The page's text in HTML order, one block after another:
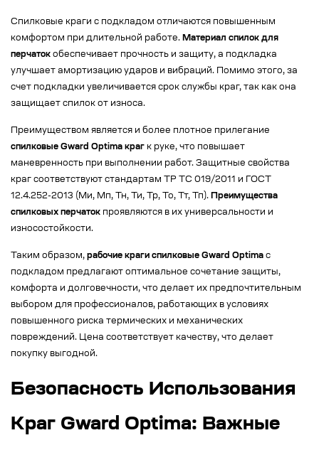
Спилковые краги с подкладом отличаются повышенным
комфортом при длительной работе. Материал спилок для
перчаток обеспечивает прочность и защиту, а подкладка
улучшает амортизацию ударов и вибраций. Помимо этого, за
счет подкладки увеличивается срок службы краг, так как она
защищает спилок от износа.
Преимуществом является и более плотное прилегание
спилковые Gward Optima краг к руке, что повышает
маневренность при выполнении работ. Защитные свойства
краг соответствуют стандартам ТР ТС 019/2011 и ГОСТ
12.4.252-2013 (Ми, Мп, Тн, Ти, Тр, То, Тт, Тп). Преимущества
спилковых перчаток проявляются в их универсальности и
износостойкости.
Таким образом, рабочие краги спилковые Gward Optima с
подкладом предлагают оптимальное сочетание защиты,
комфорта и долговечности, что делает их предпочтительным
выбором для профессионалов, работающих в условиях
повышенного риска термических и механических
повреждений. Цена соответствует качеству, что делает
покупку выгодной.
Безопасность Использования
Краг Gward Optima: Важные